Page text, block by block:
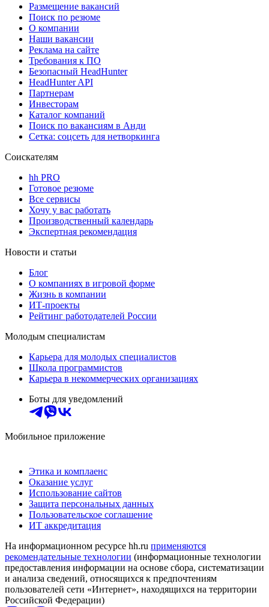
Размещение вакансий
Поиск по резюме
О компании
Наши вакансии
Реклама на сайте
Требования к ПО
Безопасный HeadHunter
HeadHunter API
Партнерам
Инвесторам
Каталог компаний
Поиск по вакансиям в Анди
Сетка: соцсеть для нетворкинга
Соискателям
hh PRO
Готовое резюме
Все сервисы
Хочу у вас работать
Производственный календарь
Экспертная рекомендация
Новости и статьи
Блог
О компаниях в игровой форме
Жизнь в компании
ИТ-проекты
Рейтинг работодателей России
Молодым специалистам
Карьера для молодых специалистов
Школа программистов
Карьера в некоммерческих организациях
Боты для уведомлений
Мобильное приложение
Этика и комплаенс
Оказание услуг
Использование сайтов
Защита персональных данных
Пользовательское соглашение
ИТ аккредитация
На информационном ресурсе hh.ru применяются
рекомендательные технологии (информационные технологии
предоставления информации на основе сбора, систематизации
и анализа сведений, относящихся к предпочтениям
пользователей сети «Интернет», находящихся на территории
Российской Федерации)